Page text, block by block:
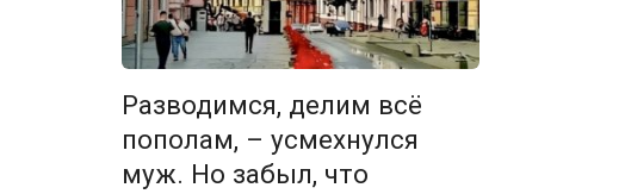
Разводимся, делим всё
пополам, – усмехнулся
муж. Но забыл, что